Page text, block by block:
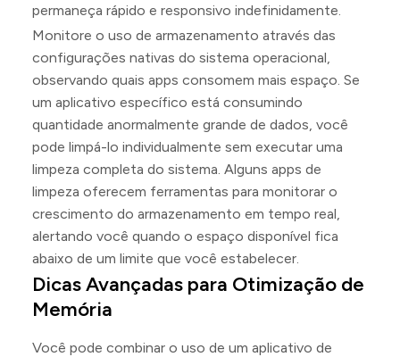
permaneça rápido e responsivo indefinidamente.
Monitore o uso de armazenamento através das
configurações nativas do sistema operacional,
observando quais apps consomem mais espaço. Se
um aplicativo específico está consumindo
quantidade anormalmente grande de dados, você
pode limpá-lo individualmente sem executar uma
limpeza completa do sistema. Alguns apps de
limpeza oferecem ferramentas para monitorar o
crescimento do armazenamento em tempo real,
alertando você quando o espaço disponível fica
abaixo de um limite que você estabelecer.
Dicas Avançadas para Otimização de
Memória
Você pode combinar o uso de um aplicativo de